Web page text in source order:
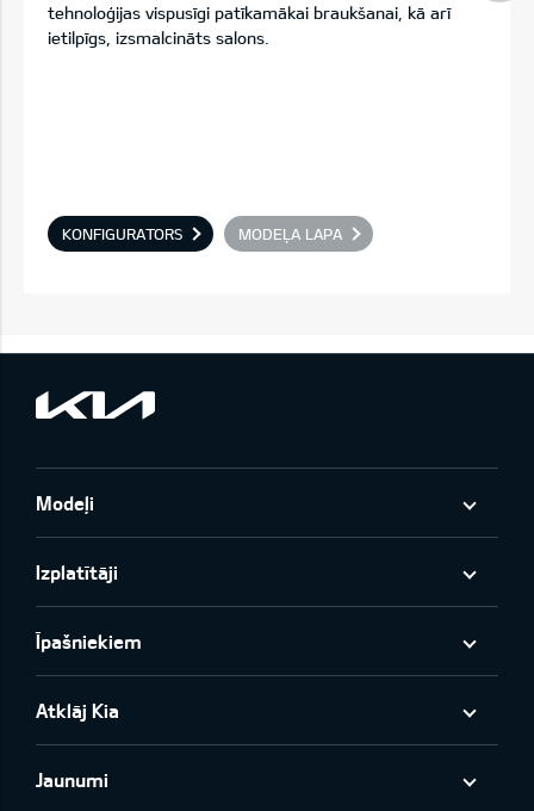
tehnoloģijas vispusīgi patīkamākai braukšanai, kā arī
ietilpīgs, izsmalcināts salons.
KONFIGURATORS MODEĻA LAPA
Modeļi
Izplatītāji
Īpašniekiem
Atklāj Kia
Jaunumi